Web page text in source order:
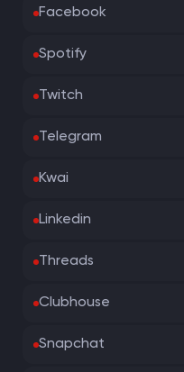
Facebook
Spotify
Twitch
Telegram
Kwai
Linkedin
Threads
Clubhouse
Snapchat